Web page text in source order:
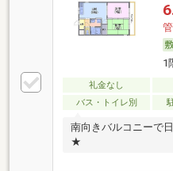
1
礼金なし
バス・トイレ別
南向きバルコニーで
★